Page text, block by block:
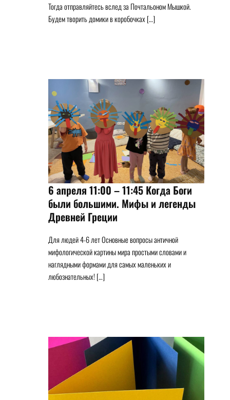
Тогда отправляйтесь вслед за Почтальоном Мышкой.
Будем творить домики в коробочках […]
6 апреля 11:00 – 11:45 Когда Боги
были большими. Мифы и легенды
Древней Греции
Для людей 4-6 лет Основные вопросы античной
мифологической картины мира простыми словами и
наглядными формами для самых маленьких и
любознательных! […]